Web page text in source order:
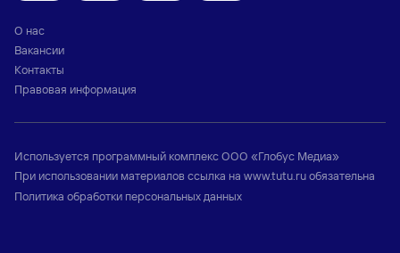
О нас
Вакансии
Контакты
Правовая информация
Используется программный комплексООО «Глобус Медиа»
При использовании материалов ссылка на www.tutu.ruобязательна
Политика обработки персональных данных